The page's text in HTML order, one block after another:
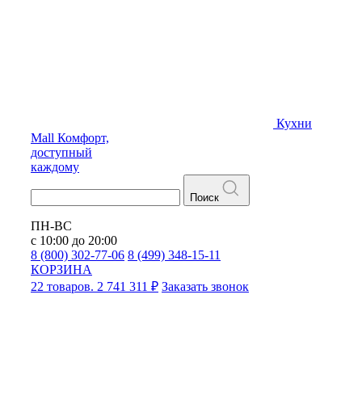
Кухни
Mall Комфорт,
доступный
каждому
Поиск
ПН-ВС
с 10:00 до 20:00
8 (800) 302-77-06 8 (499) 348-15-11
КОРЗИНА
22 товаров. 2 741 311 ₽ Заказать звонок